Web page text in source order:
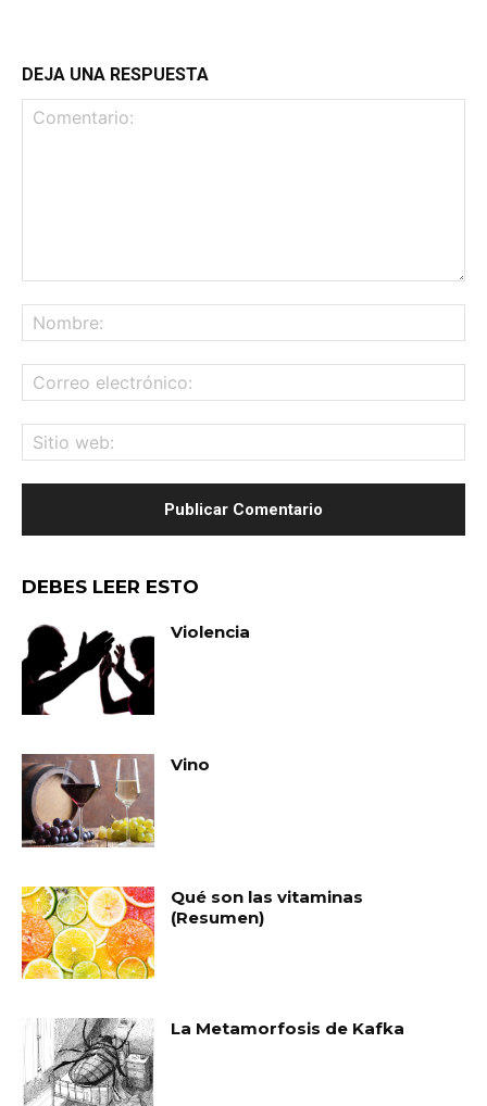
DEJA UNA RESPUESTA
DEBES LEER ESTO
Violencia
Vino
Qué son las vitaminas
(Resumen)
La Metamorfosis de Kafka